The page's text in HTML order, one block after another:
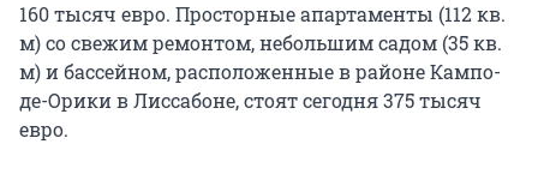
160 тысяч евро. Просторные апартаменты (112 кв.
м) со свежим ремонтом, небольшим садом (35 кв.
м) и бассейном, расположенные в районе Кампо-
де-Орики в Лиссабоне, стоят сегодня 375 тысяч
евро.